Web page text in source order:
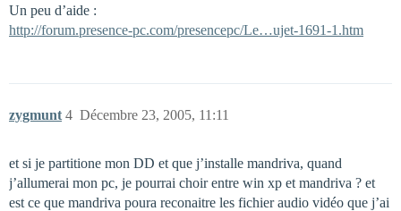
Un peu d’aide :
http://forum.presence-pc.com/presencepc/Le…ujet-1691-1.htm
zygmunt Décembre 23, 2005, 11:11
4
et si je partitione mon DD et que j’installe mandriva, quand
j’allumerai mon pc, je pourrai choir entre win xp et mandriva ? et
est ce que mandriva poura reconaitre les fichier audio vidéo que j’ai